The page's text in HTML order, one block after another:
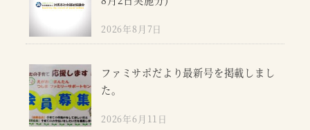
2026年8月7日
ファミサポだより最新号を掲載しまし
た。
2026年6月11日